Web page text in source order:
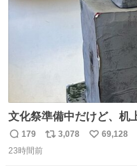
文化祭準備中だけど、机
返
信
179
リ
3,078
い
69,128
23時間前